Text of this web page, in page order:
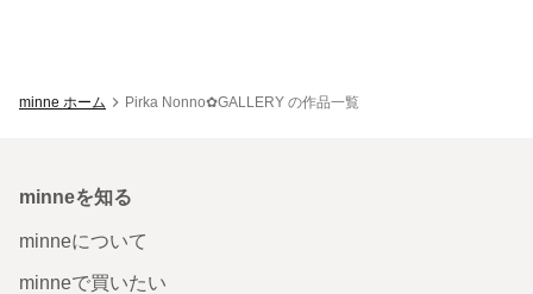
minne ホーム Pirka Nonno✿GALLERY の作品一覧
minneを知る
minneについて
minneで買いたい